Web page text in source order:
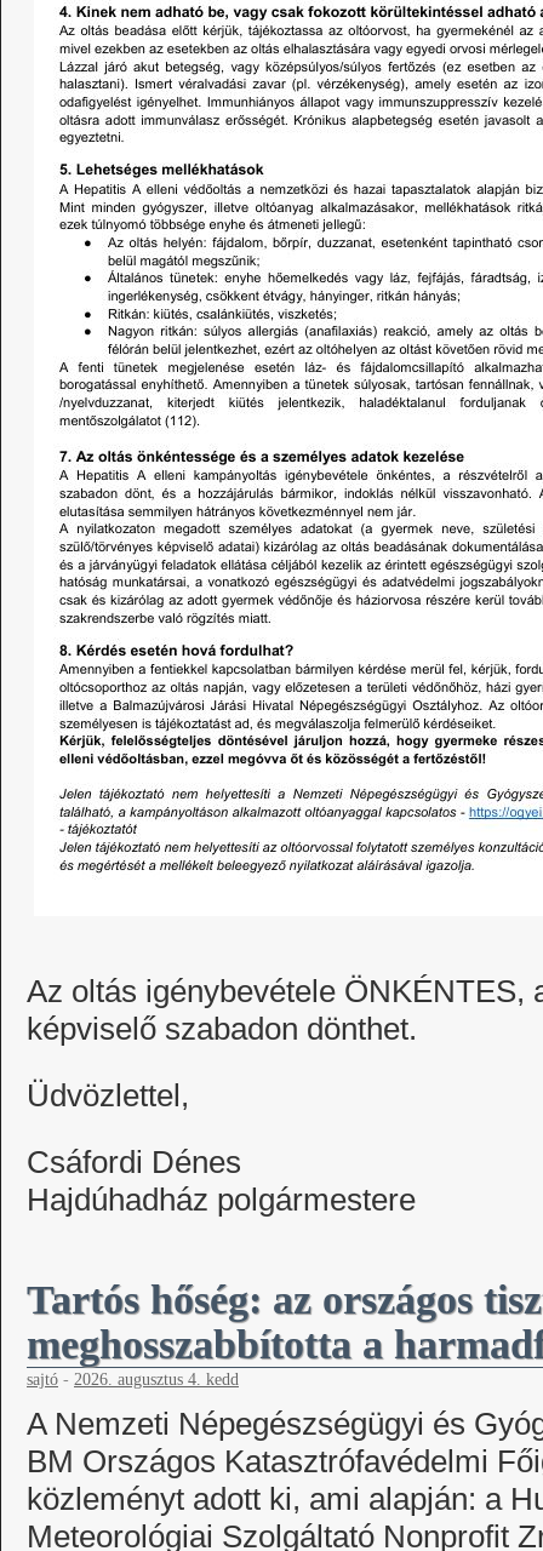
Az oltás igénybevétele ÖNKÉNTES,
képviselő szabadon dönthet.
Üdvözlettel,
Csáfordi Dénes
Hajdúhadház polgármestere
Tartós hőség: az országos
meghosszabbította a
sajtó - 2026. augusztus 4. kedd
A Nemzeti Népegészségügyi és
BM Országos Katasztrófavédelmi
közleményt adott ki, ami alapján: a
Meteorológiai Szolgáltató Nonprofit